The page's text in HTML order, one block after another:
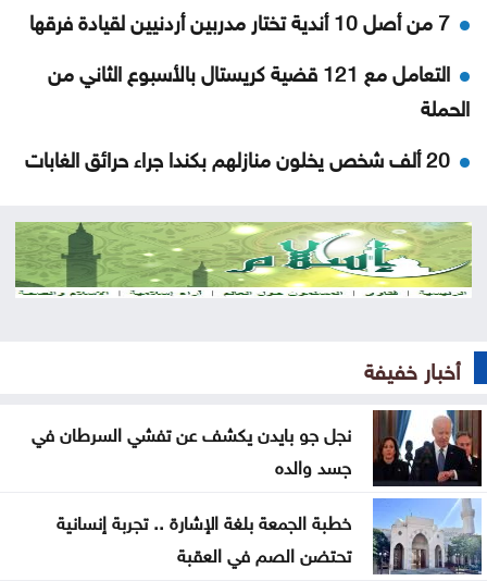
7 من أصل 10 أندية تختار مدربين أردنيين لقيادة فرقها
التعامل مع 121 قضية كريستال بالأسبوع الثاني من
الحملة
20 ألف شخص يخلون منازلهم بكندا جراء حرائق الغابات
مقتل مدنيين وعسكرين بهجمات للحوثيين في اليمن
المحافظة يرعى احتفال اليرموك بتخريج طلبة الدراسات
العليا .. صور
عطاءات بـ1.5مليون دينار لتأهيل طرق في مادبا
البدء بحملة لتعزيز السلامة المرورية أمام المدارس
62.1 مليون دينار أرباح مصفاة البترول
أخبار خفيفة
نجل جو بايدن يكشف عن تفشي السرطان في
جسد والده
خطبة الجمعة بلغة الإشارة .. تجربة إنسانية
تحتضن الصم في العقبة